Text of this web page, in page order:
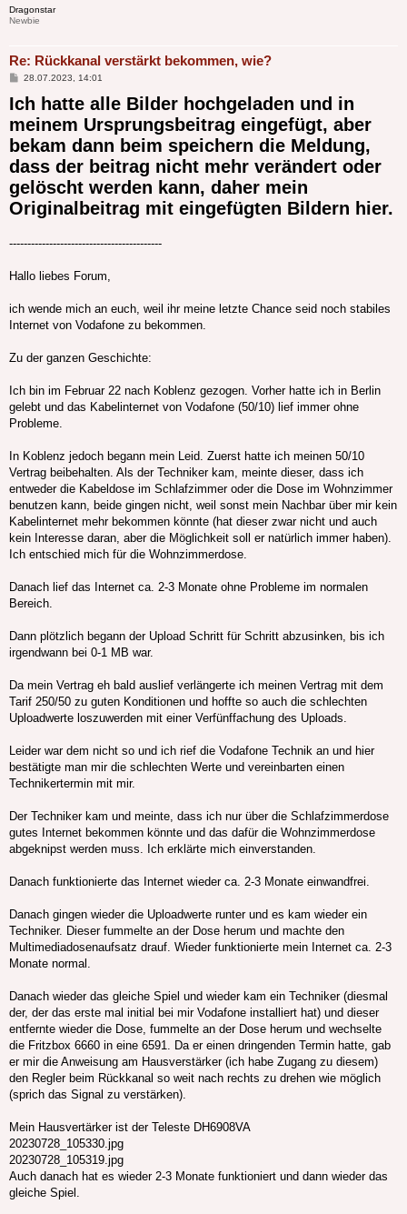
Dragonstar
Newbie
Re: Rückkanal verstärkt bekommen, wie?
Beitrag
28.07.2023, 14:01
Ich hatte alle Bilder hochgeladen und in
meinem Ursprungsbeitrag eingefügt, aber
bekam dann beim speichern die Meldung,
dass der beitrag nicht mehr verändert oder
gelöscht werden kann, daher mein
Originalbeitrag mit eingefügten Bildern hier.
------------------------------------------
Hallo liebes Forum,
ich wende mich an euch, weil ihr meine letzte Chance seid noch stabiles
Internet von Vodafone zu bekommen.
Zu der ganzen Geschichte:
Ich bin im Februar 22 nach Koblenz gezogen. Vorher hatte ich in Berlin
gelebt und das Kabelinternet von Vodafone (50/10) lief immer ohne
Probleme.
In Koblenz jedoch begann mein Leid. Zuerst hatte ich meinen 50/10
Vertrag beibehalten. Als der Techniker kam, meinte dieser, dass ich
entweder die Kabeldose im Schlafzimmer oder die Dose im Wohnzimmer
benutzen kann, beide gingen nicht, weil sonst mein Nachbar über mir kein
Kabelinternet mehr bekommen könnte (hat dieser zwar nicht und auch
kein Interesse daran, aber die Möglichkeit soll er natürlich immer haben).
Ich entschied mich für die Wohnzimmerdose.
Danach lief das Internet ca. 2-3 Monate ohne Probleme im normalen
Bereich.
Dann plötzlich begann der Upload Schritt für Schritt abzusinken, bis ich
irgendwann bei 0-1 MB war.
Da mein Vertrag eh bald auslief verlängerte ich meinen Vertrag mit dem
Tarif 250/50 zu guten Konditionen und hoffte so auch die schlechten
Uploadwerte loszuwerden mit einer Verfünffachung des Uploads.
Leider war dem nicht so und ich rief die Vodafone Technik an und hier
bestätigte man mir die schlechten Werte und vereinbarten einen
Technikertermin mit mir.
Der Techniker kam und meinte, dass ich nur über die Schlafzimmerdose
gutes Internet bekommen könnte und das dafür die Wohnzimmerdose
abgeknipst werden muss. Ich erklärte mich einverstanden.
Danach funktionierte das Internet wieder ca. 2-3 Monate einwandfrei.
Danach gingen wieder die Uploadwerte runter und es kam wieder ein
Techniker. Dieser fummelte an der Dose herum und machte den
Multimediadosenaufsatz drauf. Wieder funktionierte mein Internet ca. 2-3
Monate normal.
Danach wieder das gleiche Spiel und wieder kam ein Techniker (diesmal
der, der das erste mal initial bei mir Vodafone installiert hat) und dieser
entfernte wieder die Dose, fummelte an der Dose herum und wechselte
die Fritzbox 6660 in eine 6591. Da er einen dringenden Termin hatte, gab
er mir die Anweisung am Hausverstärker (ich habe Zugang zu diesem)
den Regler beim Rückkanal so weit nach rechts zu drehen wie möglich
(sprich das Signal zu verstärken).
Mein Hausvertärker ist der Teleste DH6908VA
20230728_105330.jpg
20230728_105319.jpg
Auch danach hat es wieder 2-3 Monate funktioniert und dann wieder das
gleiche Spiel.